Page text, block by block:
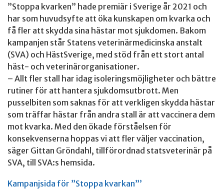
”Stoppa kvarken” hade premiär i Sverige år 2021 och
har som huvudsyfte att öka kunskapen om kvarka och
få fler att skydda sina hästar mot sjukdomen. Bakom
kampanjen står Statens veterinärmedicinska anstalt
(SVA) och HästSverige, med stöd från ett stort antal
häst- och veterinärorganisationer.
– Allt fler stall har idag isoleringsmöjligheter och bättre
rutiner för att hantera sjukdomsutbrott. Men
pusselbiten som saknas för att verkligen skydda hästar
som träffar hästar från andra stall är att vaccinera dem
mot kvarka. Med den ökade förståelsen för
konsekvenserna hoppas vi att fler väljer vaccination,
säger Gittan Gröndahl, tillförordnad statsveterinär på
SVA, till SVA:s hemsida.
Kampanjsida för ”Stoppa kvarkan”’